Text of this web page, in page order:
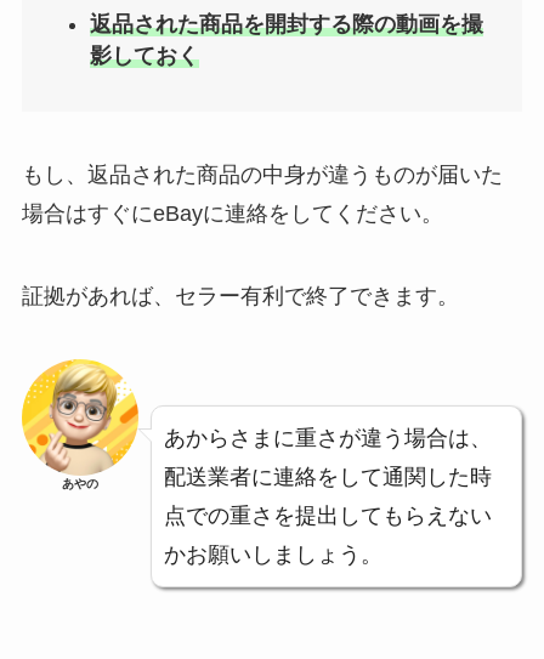
返品された商品を開封する際の動画を撮
影しておく
もし、返品された商品の中身が違うものが届いた
場合はすぐにeBayに連絡をしてください。
証拠があれば、セラー有利で終了できます。
あやの
あからさまに重さが違う場合は、
配送業者に連絡をして通関した時
点での重さを提出してもらえない
かお願いしましょう。